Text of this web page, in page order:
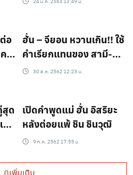
อ
า
ฮั่น – จียอน หวานเกิน!! ใช้
คำเรียกแทนของ สามี-
ภรรยา ชาวเกาหลี!!
30 ส.ค. 2562 12:23 น.
สุด
ง
เปิดคำพูดแม่ ฮั่น อิสริยะ
หลังต่อยแพ้ ชิน ชินวุฒิ
9 ก.ค. 2562 17:55 น.
ดูเพิ่มเติม